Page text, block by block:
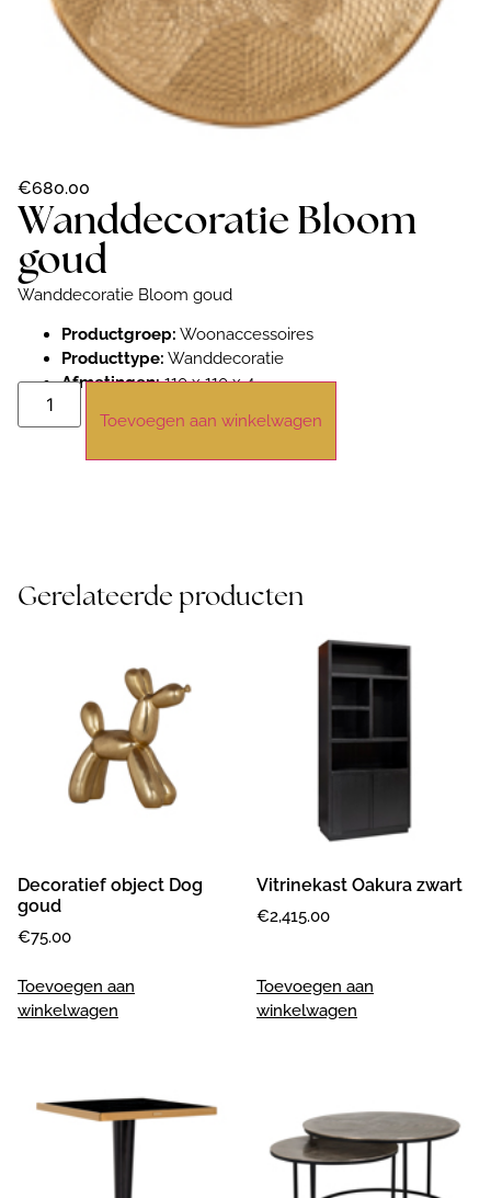
€680.00
Wanddecoratie Bloom
goud
Wanddecoratie Bloom goud
Productgroep: Woonaccessoires
Producttype: Wanddecoratie
Afmetingen:110 x 110 x 4
Toevoegen aan winkelwagen
Gerelateerde producten
Decoratief object Dog
goud
€75.00
Toevoegen aan
winkelwagen
Vitrinekast Oakura zwart
€2,415.00
Toevoegen aan
winkelwagen